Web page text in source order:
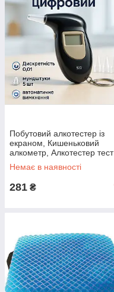
Побутовий алкотестер із
екраном, Кишеньковий
алкометр, Алкотестер тест
Драгер PV-60
Немає в наявності
281 ₴